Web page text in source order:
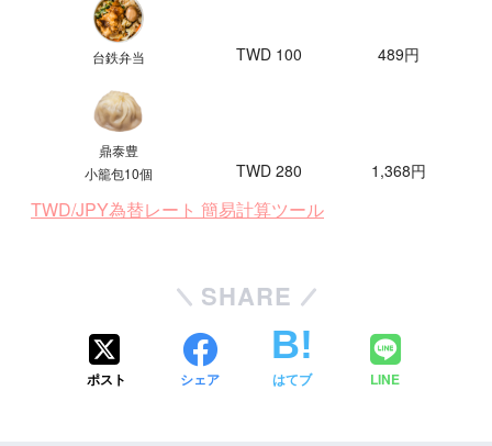
台鉄弁当 TWD 100 489円
鼎泰豊
小籠包10個
TWD 280 1,368円
TWD/JPY為替レート 簡易計算ツール
SHARE
ポスト シェア はてブ LINE